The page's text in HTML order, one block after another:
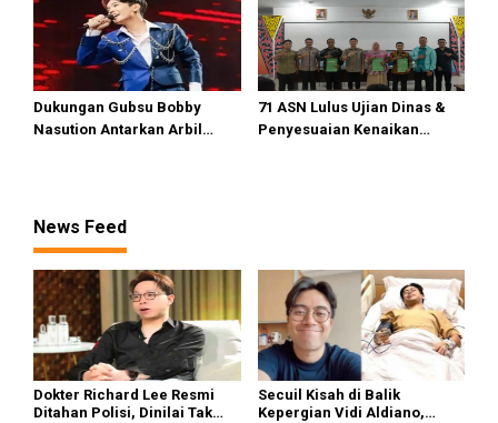
Dukungan Gubsu Bobby
Nasution Antarkan Arbil
71 ASN Lulus Ujian Dinas &
Penyesuaian Kenaikan
News Feed
Dokter Richard Lee Resmi
Ditahan Polisi, Dinilai Tak
Secuil Kisah di Balik
Kepergian Vidi Aldiano,